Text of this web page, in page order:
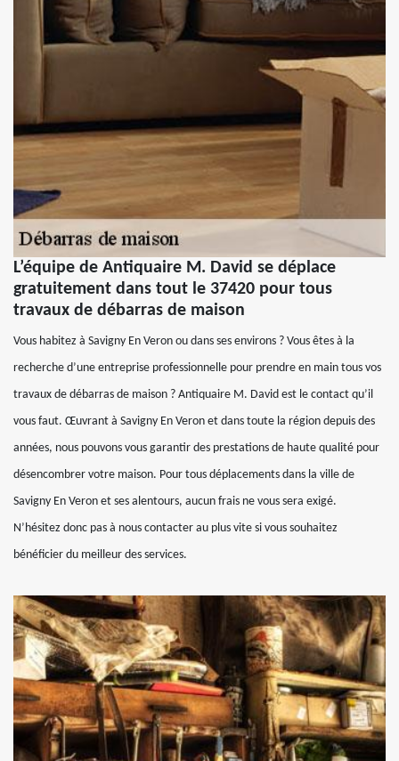
L’équipe de Antiquaire M. David se déplace
gratuitement dans tout le 37420 pour tous
travaux de débarras de maison
Vous habitez à Savigny En Veron ou dans ses environs ? Vous êtes à la
recherche d’une entreprise professionnelle pour prendre en main tous vos
travaux de débarras de maison ? Antiquaire M. David est le contact qu’il
vous faut. Œuvrant à Savigny En Veron et dans toute la région depuis des
années, nous pouvons vous garantir des prestations de haute qualité pour
désencombrer votre maison. Pour tous déplacements dans la ville de
Savigny En Veron et ses alentours, aucun frais ne vous sera exigé.
N’hésitez donc pas à nous contacter au plus vite si vous souhaitez
bénéficier du meilleur des services.